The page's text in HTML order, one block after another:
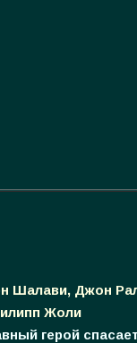
Шалави, Джон
Жоли
герой